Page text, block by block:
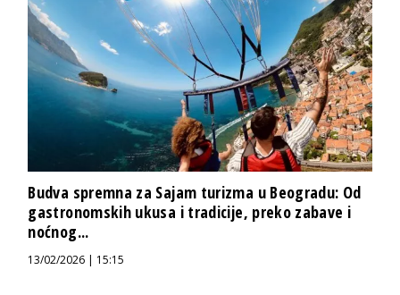
Budva spremna za Sajam turizma u Beogradu: Od
gastronomskih ukusa i tradicije, preko zabave i
noćnog...
13/02/2026 | 15:15